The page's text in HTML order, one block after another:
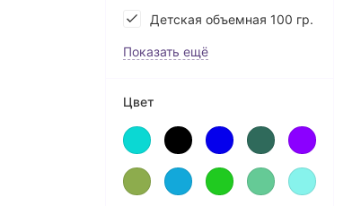
Детская объемная 100 гр.
Показать ещё
Цвет